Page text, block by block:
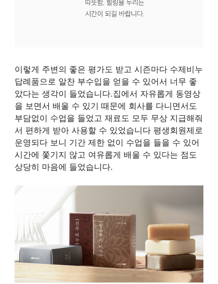
이렇게 주변의 좋은 평가도 받고 시즌마다 수제비누
답례품으로 알찬 부수입을 얻을 수 있어서 너무 좋
았다는 생각이 들었습니다.집에서 자유롭게 동영상
을 보면서 배울 수 있기 때문에 회사를 다니면서도
부담없이 수업을 들었고 재료도 모두 무상 지급해줘
서 편하게 받아 사용할 수 있었습니다 평생회원제로
운영되다 보니 기간 제한 없이 수업을 들을 수 있어
시간에 쫓기지 않고 여유롭게 배울 수 있다는 점도
상당히 마음에 들었습니다.